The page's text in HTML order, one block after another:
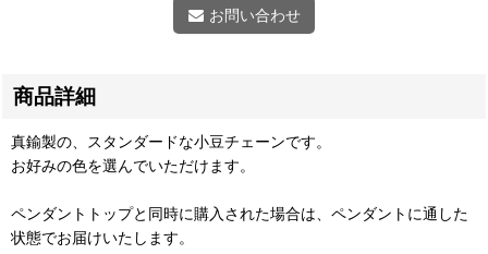
お問い合わせ
商品詳細
真鍮製の、スタンダードな小豆チェーンです。
お好みの色を選んでいただけます。
ペンダントトップと同時に購入された場合は、ペンダントに通した
状態でお届けいたします。